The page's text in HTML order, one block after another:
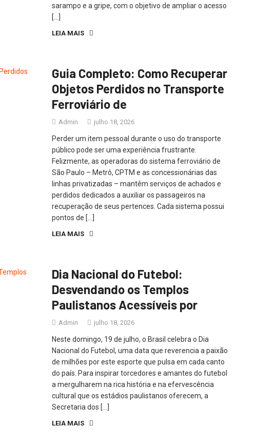
sarampo e a gripe, com o objetivo de ampliar o acesso
[…]
LEIA MAIS
Guia Completo: Como Recuperar
Objetos Perdidos no Transporte
Ferroviário de
Admin julho 18, 2026
Perder um item pessoal durante o uso do transporte
público pode ser uma experiência frustrante.
Felizmente, as operadoras do sistema ferroviário de
São Paulo – Metrô, CPTM e as concessionárias das
linhas privatizadas – mantêm serviços de achados e
perdidos dedicados a auxiliar os passageiros na
recuperação de seus pertences. Cada sistema possui
pontos de […]
LEIA MAIS
Dia Nacional do Futebol:
Desvendando os Templos
Paulistanos Acessíveis por
Admin julho 18, 2026
Neste domingo, 19 de julho, o Brasil celebra o Dia
Nacional do Futebol, uma data que reverencia a paixão
de milhões por este esporte que pulsa em cada canto
do país. Para inspirar torcedores e amantes do futebol
a mergulharem na rica história e na efervescência
cultural que os estádios paulistanos oferecem, a
Secretaria dos […]
LEIA MAIS